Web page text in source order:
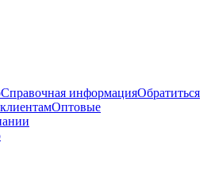
Справочная информацияОбратиться
Оптовые